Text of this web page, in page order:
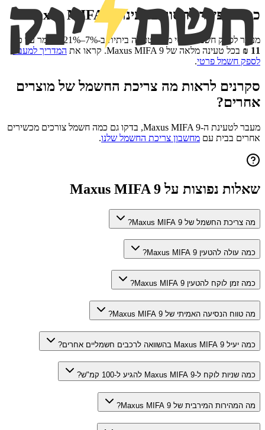
כמה אפשר לחסוך בטעינת Maxus MIFA 9
מעבר לספק חשמל פרטי מוזיל טעינה ביתית ב-7%–21%, כלומר עד כ-
11
₪ בכל טעינה מלאה של Maxus MIFA 9. קראו את המדריך למעבר
לספק חשמל פרטי.
סקרנים לראות מה צריכת החשמל של מוצרים
אחרים?
מעבר לטעינת ה-Maxus MIFA 9, בדקו גם כמה חשמל צורכים מכשירים
אחרים בבית עם מחשבון צריכת החשמל שלנו.
שאלות נפוצות עלMaxus MIFA 9
מה צריכת החשמל של Maxus MIFA 9?
כמה עולה להטעין Maxus MIFA 9?
כמה זמן לוקח להטעין Maxus MIFA 9?
מה טווח הנסיעה האמיתי של Maxus MIFA 9?
כמה יעיל Maxus MIFA 9 בהשוואה לרכבים חשמליים אחרים?
כמה שניות לוקח ל-Maxus MIFA 9 להגיע ל-100 קמ"ש?
מה המהירות המירבית של Maxus MIFA 9?